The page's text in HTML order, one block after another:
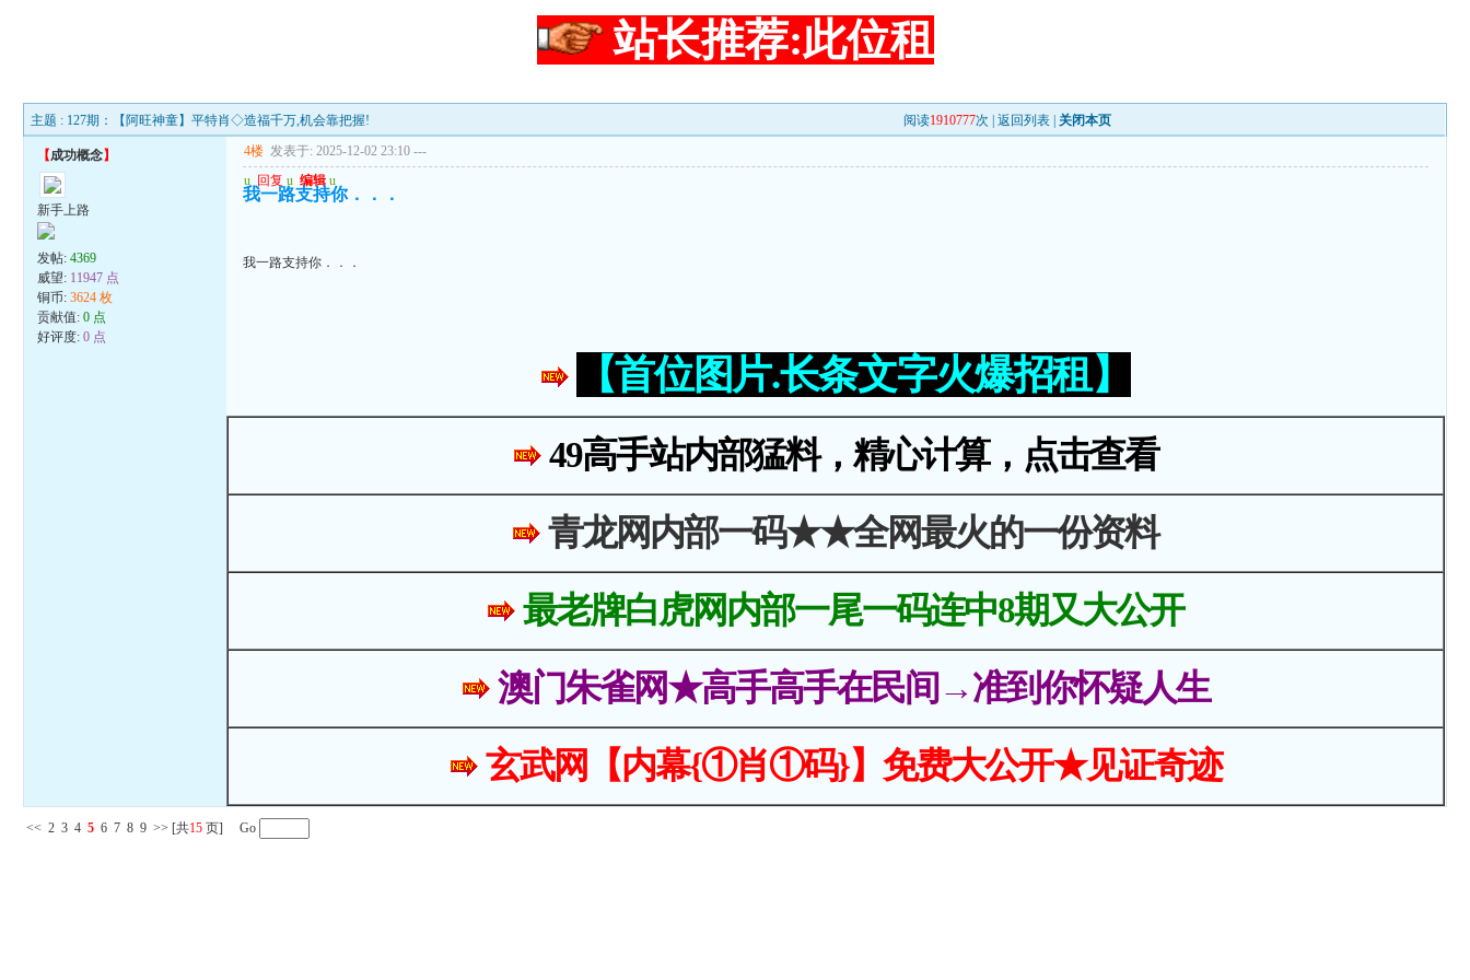
站长推荐:此位租
主题 : 127期：【阿旺神童】平特肖◇造福千万,机会靠把握! 阅读1910777次 |返回列表 关闭本页
【成功概念】
新手上路
发帖:4369
威望: 11947 点
铜币:3624 枚
贡献值:0 点
好评度:0 点
4楼 发表于: 2025-12-02 23:10 ---
u 回复 u 编辑 u
我一路支持你．．．
我一路支持你．．．
【首位图片.长条文字火爆招租】
49高手站内部猛料，精心计算，点击查看
青龙网内部一码★★全网最火的一份资料
最老牌白虎网内部一尾一码连中8期又大公开
澳门朱雀网★高手高手在民间→准到你怀疑人生
玄武网【内幕{①肖①码}】免费大公开★见证奇迹
<< 2 3 4 5 6 7 8 9 >> [共15 页] Go